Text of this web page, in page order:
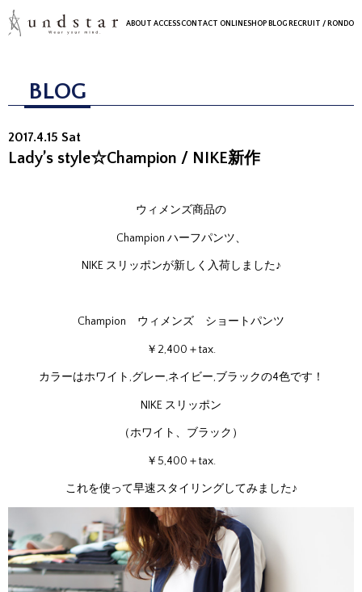
ABOUT ACCESSCONTACT ONLINESHOP BLOG RECRUIT / RONDO
BLOG
2017.4.15 Sat
Lady’s style☆Champion / NIKE新作
ウィメンズ商品の
Champion ハーフパンツ、
NIKE スリッポンが新しく入荷しました♪
Champion ウィメンズ ショートパンツ
￥2,400＋tax.
カラーはホワイト,グレー,ネイビー,ブラックの4色です！
NIKE スリッポン
（ホワイト、ブラック）
￥5,400＋tax.
これを使って早速スタイリングしてみました♪